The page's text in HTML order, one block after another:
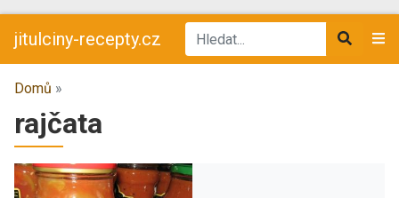
jitulciny-recepty.cz
Domů »
rajčata